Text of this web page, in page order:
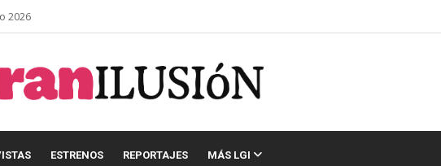
2026
ESTRENOS REPORTAJES MÁS LGI